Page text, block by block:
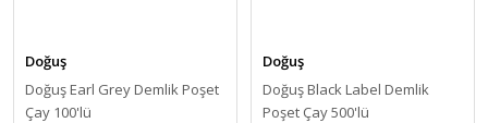
Doğuş
Doğuş Earl Grey Demlik Poşet
Çay 100'lü
Doğuş
Doğuş Black Label Demlik
Poşet Çay 500'lü